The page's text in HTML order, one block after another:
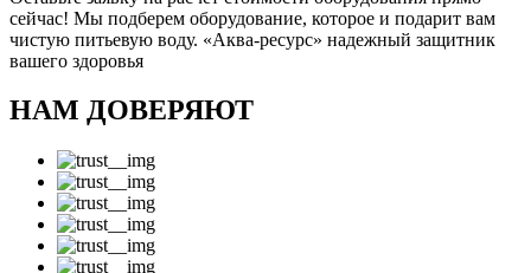
сейчас! Мы подберем оборудование, которое и подарит вам
чистую питьевую воду. «Аква-ресурс» надежный защитник
вашего здоровья
НАМ ДОВЕРЯЮТ